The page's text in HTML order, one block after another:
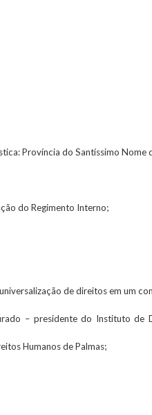
Província do Santíssimo Nome
do Regimento Interno;
de direitos em um
– presidente do Instituto de
Humanos de Palmas;